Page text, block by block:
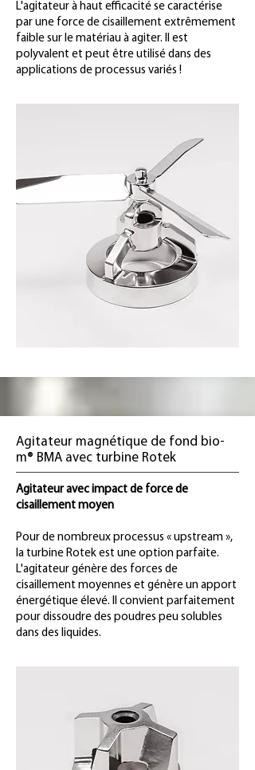
L'agitateur à haut efficacité se caractérise
par une force de cisaillement extrêmement
faible sur le matériau à agiter. Il est
polyvalent et peut être utilisé dans des
applications de processus variés !
Agitateur magnétique de fond bio-
m® BMA avec turbine Rotek
Agitateur avec impact de force de
cisaillement moyen
Pour de nombreux processus « upstream »,
la turbine Rotek est une option parfaite.
L'agitateur génère des forces de
cisaillement moyennes et génère un apport
énergétique élevé. Il convient parfaitement
pour dissoudre des poudres peu solubles
dans des liquides.